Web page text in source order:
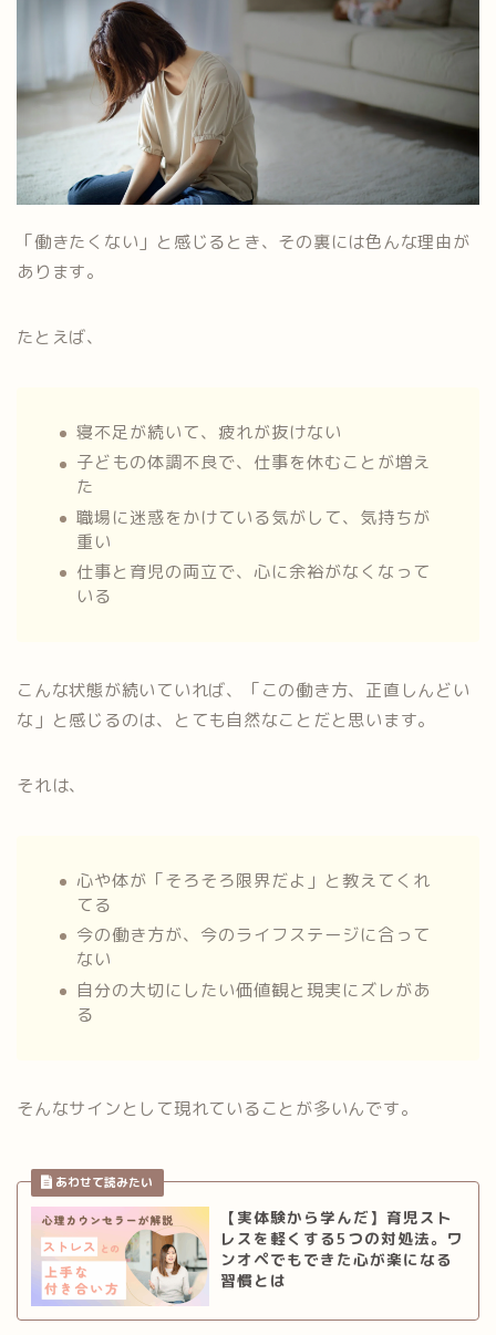
「働きたくない」と感じるとき、その裏には色んな理由が
あります。
たとえば、
寝不足が続いて、疲れが抜けない
子どもの体調不良で、仕事を休むことが増え
た
職場に迷惑をかけている気がして、気持ちが
重い
仕事と育児の両立で、心に余裕がなくなって
いる
こんな状態が続いていれば、「この働き方、正直しんどい
な」と感じるのは、とても自然なことだと思います。
それは、
心や体が「そろそろ限界だよ」と教えてくれ
てる
今の働き方が、今のライフステージに合って
ない
自分の大切にしたい価値観と現実にズレがあ
る
そんなサインとして現れていることが多いんです。
【実体験から学んだ】育児スト
レスを軽くする5つの対処法。ワ
ンオペでもできた心が楽になる
習慣とは